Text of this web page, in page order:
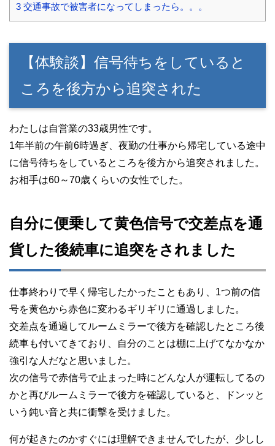
3 交通事故で被害者になってしまったら。。。
【体験談】信号待ちをしていると
ころを後方から追突された
わたしは自営業の33歳男性です。
1年半前の午前6時過ぎ、夜勤の仕事から帰宅している途中
に信号待ちをしているところを後方から追突されました。
お相手は60～70歳くらいの女性でした。
自分に便乗して黄色信号で交差点を通
貨した後続車に追突をされました
仕事終わりで早く帰宅したかったこともあり、1つ前の信
号を黄色から赤色に変わるギリギリに通過しました。
交差点を通過してルームミラーで後方を確認したところ後
続車も付いてきており、自分のことは棚に上げてなかなか
強引な人だなと思いました。
次の信号で赤信号で止まった時にどんな人が運転してるの
かと再びルームミラーで後方を確認していると、ドンッと
いう鈍い音と共に衝撃を受けました。
何が起きたのかすぐには理解できませんでしたが、少しし